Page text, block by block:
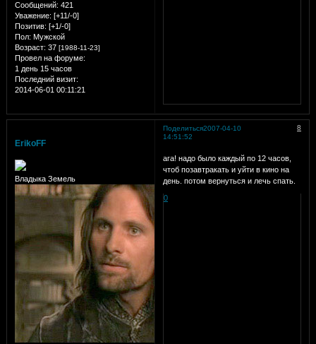
Сообщений: 421
Уважение: [+11/-0]
Позитив: [+1/-0]
Пол: Мужской
Возраст: 37 [1988-11-23]
Провел на форуме:
1 день 15 часов
Последний визит:
2014-06-01 00:11:21
Поделиться 8
2007-04-10
14:51:52
ErikoFF
Владыка Земель
ага! надо было каждый по 12 часов,
чтоб позавтракать и уйти в кино на
день. потом вернуться и лечь спать.
0